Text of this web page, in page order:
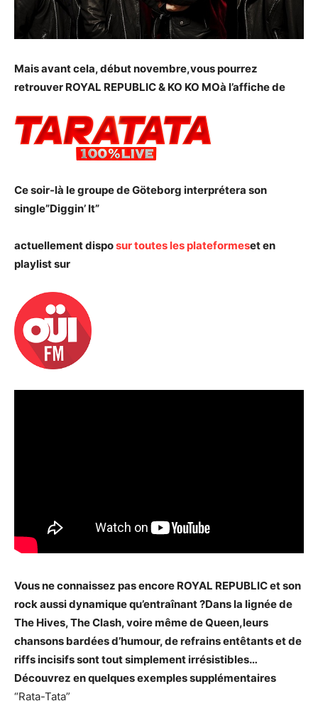
Mais avant cela, début novembre,vous pourrez
retrouver ROYAL REPUBLIC & KO KO MOà l’affiche de
Ce soir-là le groupe de Göteborg interprétera son
single”Diggin’ It”
actuellement disposur toutes les plateformeset en
playlist sur
Vous ne connaissez pas encore ROYAL REPUBLIC et son
rock aussi dynamique qu’entraînant ?Dans la lignée de
The Hives, The Clash, voire même de Queen,leurs
chansons bardées d’humour, de refrains entêtants et de
riffs incisifs sont tout simplement irrésistibles…
Découvrez en quelques exemples supplémentaires
“Rata-Tata”